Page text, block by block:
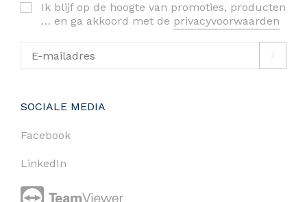
Ik blijf op de hoogte van promoties, producten
… en ga akkoord met de privacyvoorwaarden
SOCIALE MEDIA
Facebook
LinkedIn